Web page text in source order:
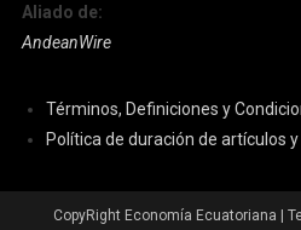
Aliado de:
AndeanWire
Términos, Definiciones y
Política de duración de artículos
CopyRight Economía Ecuatoriana